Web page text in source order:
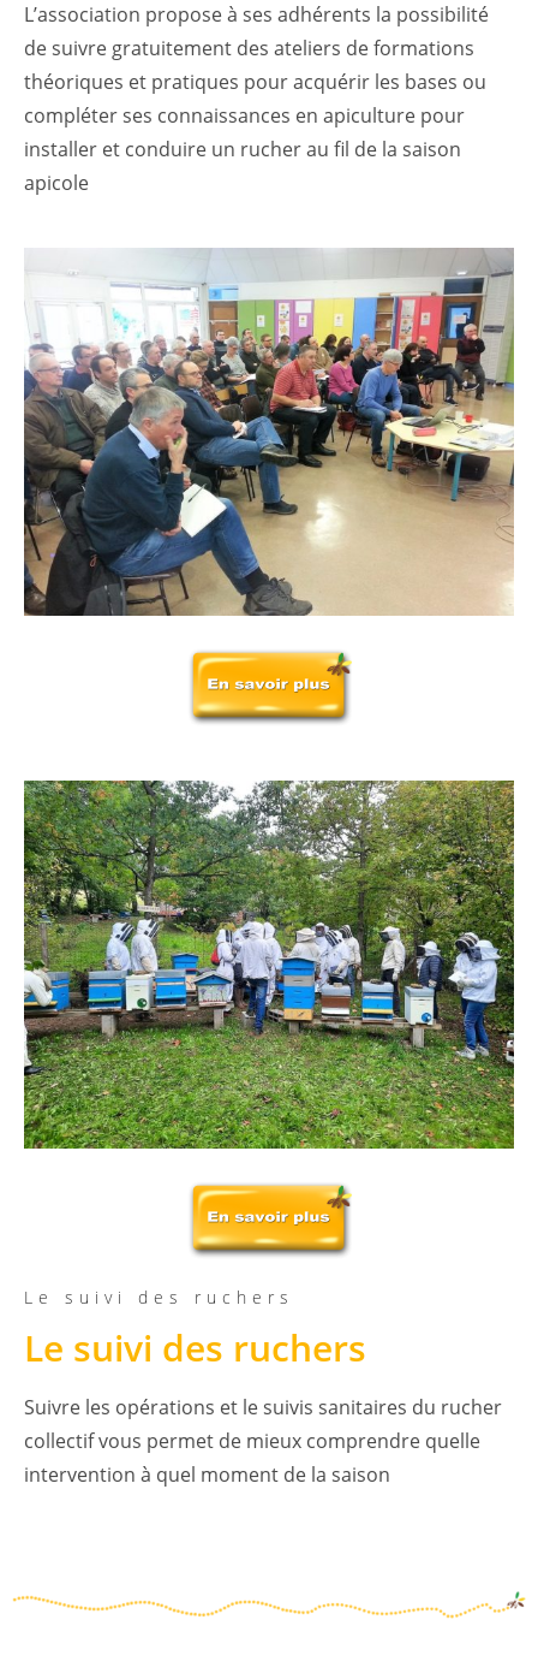
L’association propose à ses adhérents la possibilité
de suivre gratuitement des ateliers de formations
théoriques et pratiques pour acquérir les bases ou
compléter ses connaissances en apiculture pour
installer et conduire un rucher au fil de la saison
apicole
Le suivi des ruchers
Le suivi des ruchers
Suivre les opérations et le suivis sanitaires du rucher
collectif vous permet de mieux comprendre quelle
intervention à quel moment de la saison